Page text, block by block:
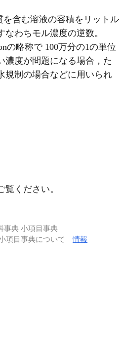
含む溶液の容積をリットル
わちモル濃度の逆数。
の略称で 100万分の1の単位
濃度が問題になる場合，た
規制の場合などに用いられ
覧ください。
事典 小項目事典
小項目事典について情報